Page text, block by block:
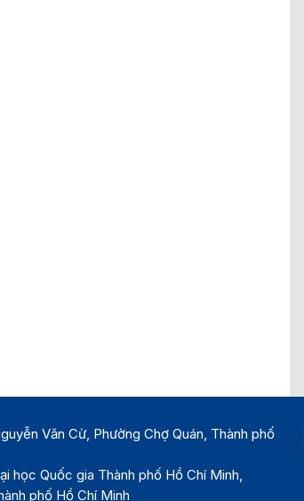
Văn Cừ, Phường Chợ Quán, Thành phố
học Quốc gia Thành phố Hồ Chí Minh,
phố Hồ Chí Minh